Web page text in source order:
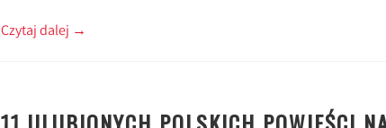
Czytaj dalej →